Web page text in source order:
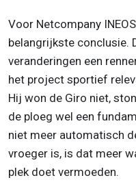
Voor Netcompany
belangrijkste conclusie.
veranderingen een
het project sportief
Hij won de Giro niet,
de ploeg wel een
niet meer automatisch
vroeger is, is dat meer
plek doet vermoeden.